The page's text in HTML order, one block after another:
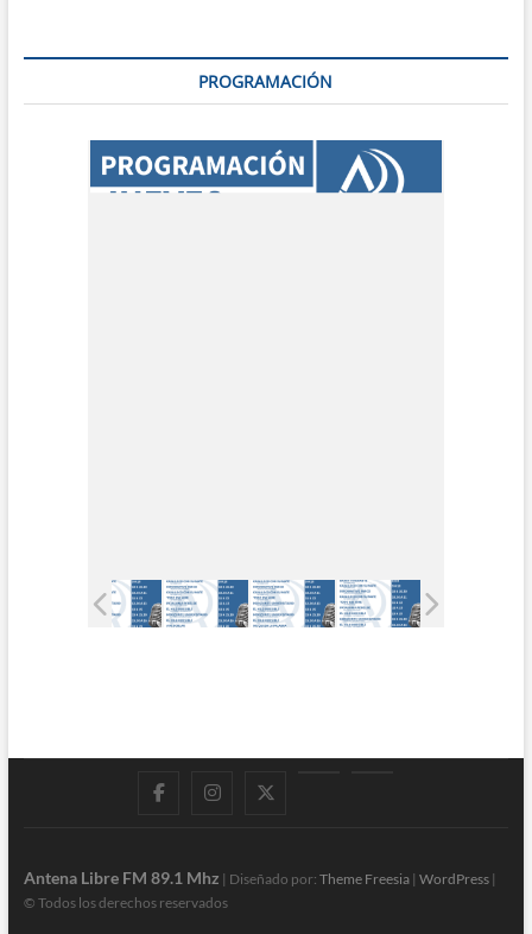
PROGRAMACIÓN
FacebookInstagram
Antena Libre FM 89.1 Mhz | Diseñado por: Theme Freesia| WordPress|
© Todos los derechos reservados